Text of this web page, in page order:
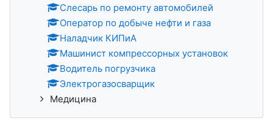
Слесарь по ремонту автомобилей
Оператор по добыче нефти и газа
Наладчик КИПиА
Машинист компрессорных установок
Водитель погрузчика
Электрогазосварщик
Медицина